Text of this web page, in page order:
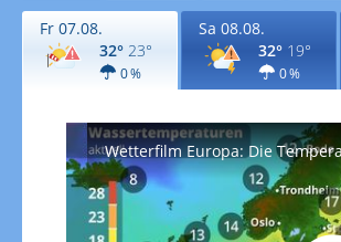
Fr 07.08.
32° 23°
0 %
Sa 08.08.
32° 19°
0 %
Wetterfilm Europa: Die